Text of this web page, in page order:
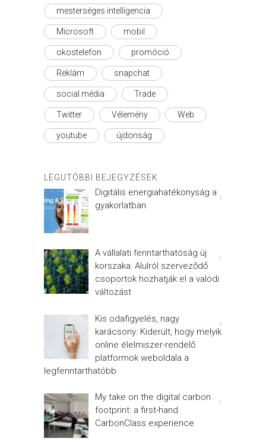
mesterséges intelligencia
Microsoft mobil
okostelefon promóció
Reklám snapchat
social média Trade
Twitter Vélemény Web
youtube újdonság
LEGUTÓBBI BEJEGYZÉSEK
Digitális energiahatékonyság a
gyakorlatban
A vállalati fenntarthatóság új
korszaka: Alulról szerveződő
csoportok hozhatják el a valódi
változást
Kis odafigyelés, nagy
karácsony: Kiderült, hogy melyik
online élelmiszer-rendelő
platformok weboldala a
legfenntarthatóbb
My take on the digital carbon
footprint: a first-hand
CarbonClass experience